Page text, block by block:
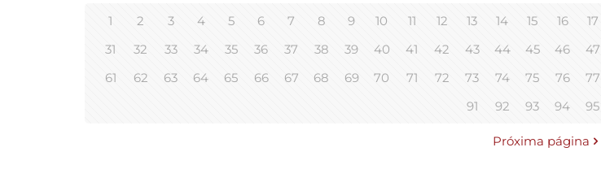
1 2 3 4 5 6 7 8 9 10 11 12 13 14 15 16 17
31
32 33 34 35 36 37 38 39 40 41 42 43 44 45 46 47
61
62 63 64 65 66 67 68 69 70 71 72 73 74 75 76 77
91
92 93 94 95
Próxima página